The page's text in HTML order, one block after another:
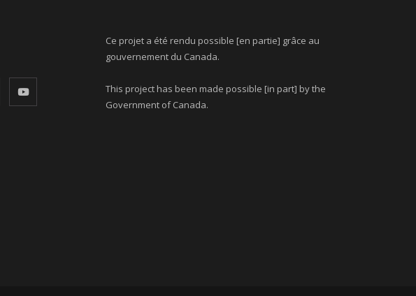
Ce projet a été rendu possible [en partie] grâce au
gouvernement du Canada.
This project has been made possible [in part] by the
Government of Canada.